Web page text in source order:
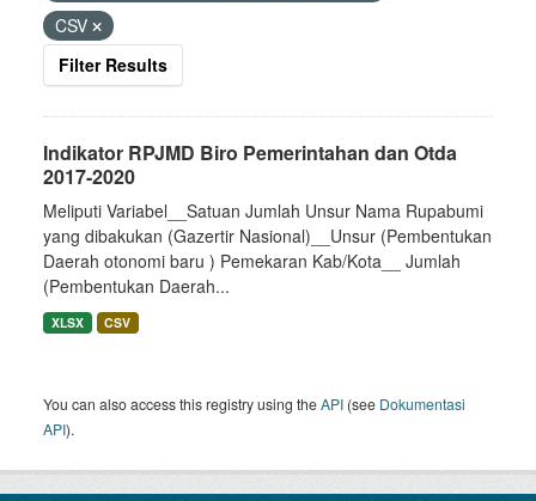
CSV
Filter Results
Indikator RPJMD Biro Pemerintahan dan Otda
2017-2020
Meliputi Variabel__Satuan Jumlah Unsur Nama Rupabumi
yang dibakukan (Gazertir Nasional)__Unsur (Pembentukan
Daerah otonomi baru ) Pemekaran Kab/Kota__ Jumlah
(Pembentukan Daerah...
XLSX CSV
You can also access this registry using theAPI (see Dokumentasi
API).